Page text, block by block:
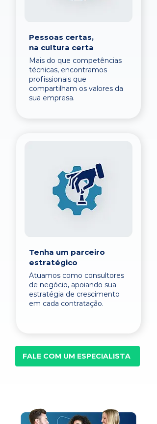
Pessoas certas,
na cultura certa
Mais do que competências
técnicas, encontramos
profissionais que
compartilham os valores da
sua empresa.
Tenha um parceiro
estratégico
Atuamos como consultores
de negócio, apoiando sua
estratégia de crescimento
em cada contratação.
FALE COM UM ESPECIALISTA